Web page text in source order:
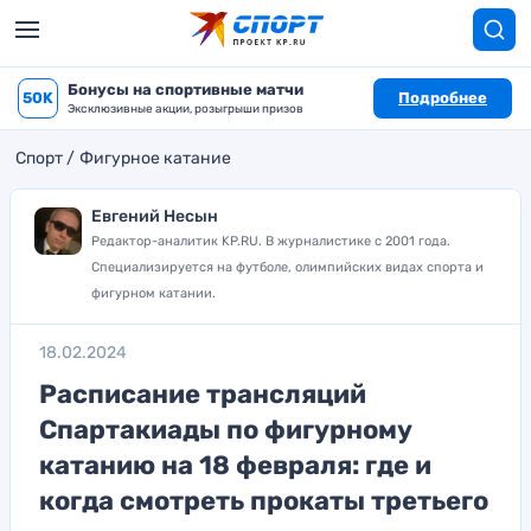
50K Бонусы на спортивные матчи
Эксклюзивные акции, розыгрыши призов
Подробнее
Спорт Фигурное катание
Евгений Несын
Редактор-аналитик KP.RU. В журналистике с 2001 года.
Специализируется на футболе, олимпийских видах спорта и
фигурном катании.
18.02.2024
Расписание трансляций
Спартакиады по фигурному
катанию на 18 февраля: где и
когда смотреть прокаты третьего